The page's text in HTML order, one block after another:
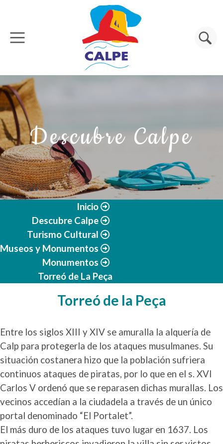
Pasar al contenido principal
Buscar
Descubre Calpe
Inicio
Descubre Calpe
Turismo Cultural
Museos y Monumentos
Monumentos
Torreó de La Peça
Torreó de la Peça
Entre los siglos XIII y XIV se amuralla la alquería de
Calp para protegerla de los ataques musulmanes. Su
situación costanera hizo que la población sufriera
continuos ataques de piratas, por lo que en el s. XVI
Carlos V ordenó que se reparasen dichas murallas. Los
vecinos accedían a la ciudadela a través de un único
portal denominado “El Portalet”.
El más duro de los ataques tuvo lugar en 1637. Los